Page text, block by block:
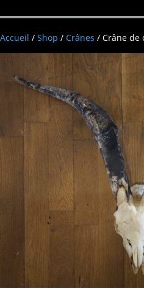
Accueil / Shop / Crânes / Crâne de